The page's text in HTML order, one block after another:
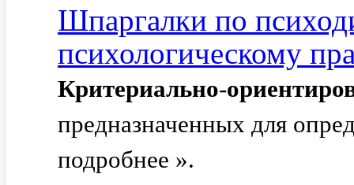
Шпаргалки по
психологическому
Критериально-
предназначенных для
подробнее ».